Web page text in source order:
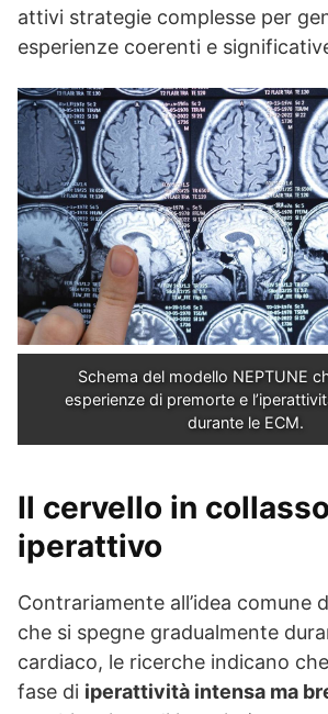
attivi strategie complesse per
esperienze coerenti e
Schema del modello NEPTUNE
esperienze di premorte e
durante le ECM.
Il cervello in
iperattivo
Contrariamente all’idea comune
che si spegne gradualmente
cardiaco, le ricerche indicano
fase di iperattività intensa ma